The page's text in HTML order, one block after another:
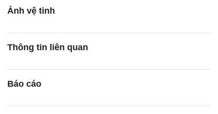
Ảnh vệ tinh
Thông tin liên quan
Báo cáo